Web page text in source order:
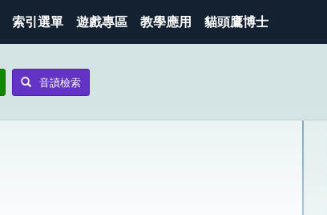
索引選單 遊戲專區 教學應用 貓頭鷹博士
音讀檢索